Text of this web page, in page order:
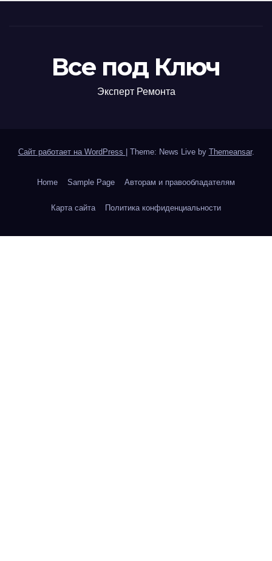
Все под Ключ
Эксперт Ремонта
Сайт работает на WordPress | Theme: News Live by Themeansar.
Home Sample Page Авторам и правообладателям
Карта сайта Политика конфиденциальности